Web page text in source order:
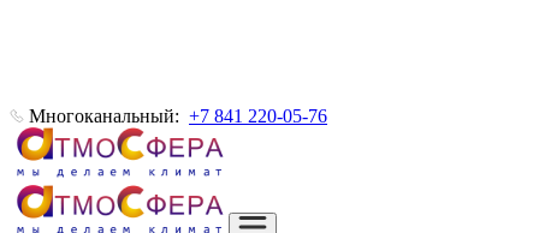
Многоканальный: +7 841 220-05-76